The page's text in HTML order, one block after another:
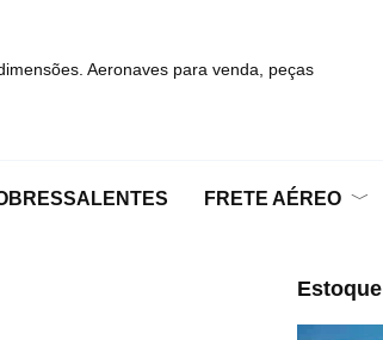
Aeronaves para venda, peças
FRETE AÉREO
Estoque